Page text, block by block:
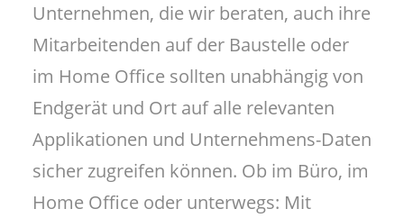
Unternehmen, die wir beraten, auch ihre
Mitarbeitenden auf der Baustelle oder
im Home Office sollten unabhängig von
Endgerät und Ort auf alle relevanten
Applikationen und Unternehmens-Daten
sicher zugreifen können. Ob im Büro, im
Home Office oder unterwegs: Mit